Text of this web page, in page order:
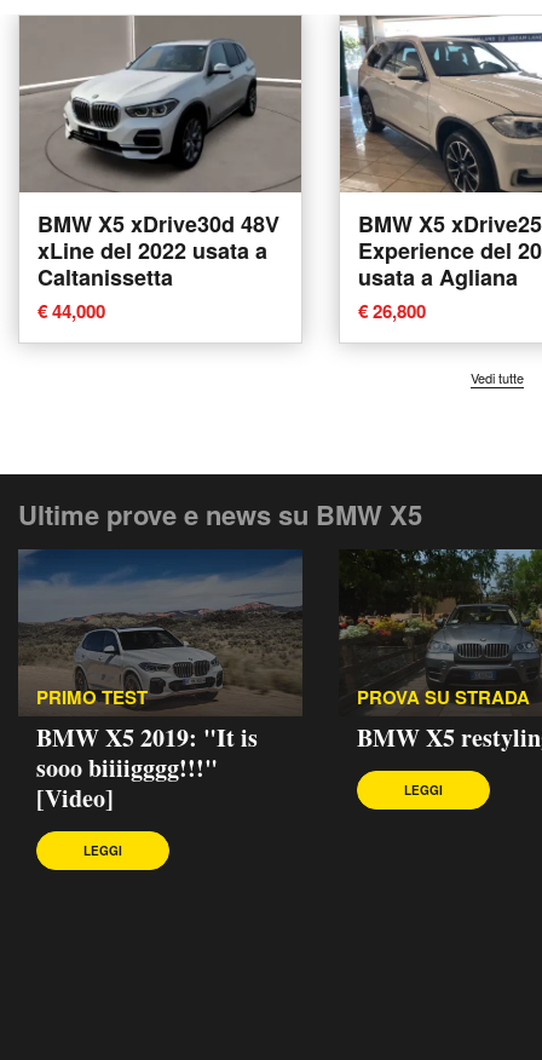
BMW X5 xDrive30d 48V
xLine del 2022 usata a
Caltanissetta
€ 44,000
BMW X5
Experience del
usata a Agliana
€ 26,800
Vedi tutte
Ultime prove e news su BMW X5
PRIMO TEST
BMW X5 2019: "It is
sooo biiiigggg!!!"
[Video]
LEGGI
PROVA SU STRADA
BMW X5
LEGGI